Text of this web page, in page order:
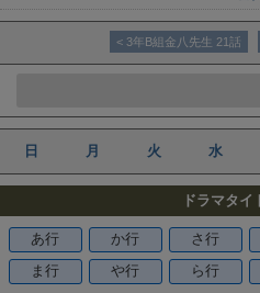
< 3年B組金八先生 21話
日 月 火 水
ドラマタイ
あ行 か行 さ行
ま行
や行 ら行